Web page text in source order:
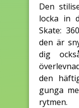
Den
locka in
Skate:
den är
dig
den
gunga
rytmen.